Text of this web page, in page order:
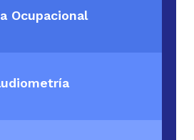
Ocupacional